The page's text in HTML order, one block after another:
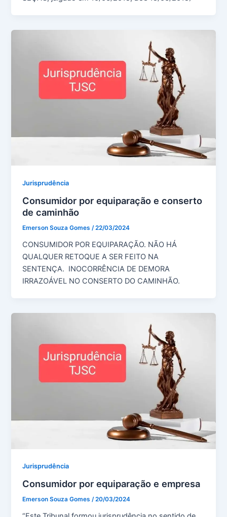
Jurisprudência
Consumidor por equiparação e conserto
de caminhão
Emerson Souza Gomes/22/03/2024
CONSUMIDOR POR EQUIPARAÇÃO. NÃO HÁ
QUALQUER RETOQUE A SER FEITO NA
SENTENÇA. INOCORRÊNCIA DE DEMORA
IRRAZOÁVEL NO CONSERTO DO CAMINHÃO.
Jurisprudência
Consumidor por equiparação e empresa
Emerson Souza Gomes/20/03/2024